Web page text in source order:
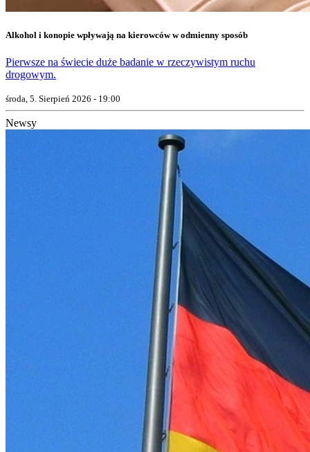
Alkohol i konopie wpływają na kierowców w odmienny sposób
Pierwsze na świecie duże badanie w rzeczywistym ruchu
drogowym.
środa, 5. Sierpień 2026 - 19:00
Newsy